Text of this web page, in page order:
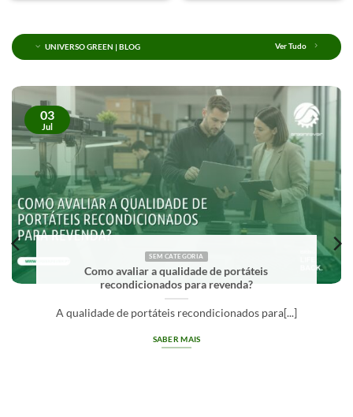
UNIVERSO GREEN | BLOG Ver Tudo
SEM CATEGORIA
Como avaliar a qualidade de portáteis
recondicionados para revenda?
A qualidade de portáteis recondicionados para[...]
SABER MAIS
03
Jul